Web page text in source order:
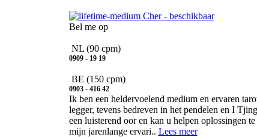
Bel me op
NL (90 cpm)
0909 - 19 19
BE (150 cpm)
0903 - 416 42
Ik ben een heldervoelend medium en ervaren
legger, tevens bedreven in het pendelen en I
een luisterend oor en kan u helpen oplossingen
mijn jarenlange ervari.. Lees meer